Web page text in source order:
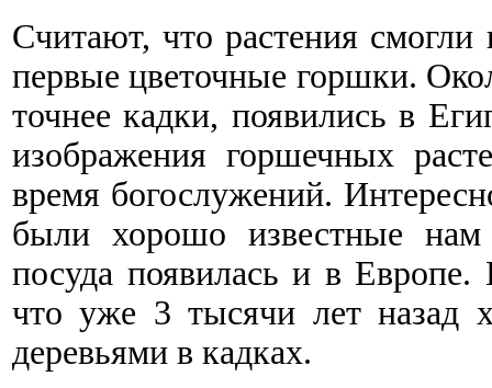
Считают, что растения
первые цветочные горшки.
точнее кадки, появились в
изображения горшечных
время богослужений.
были хорошо известные
посуда появилась и в
что уже 3 тысячи лет
деревьями в кадках.